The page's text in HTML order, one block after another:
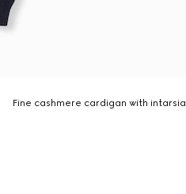
Fine cashmere cardigan with intarsia